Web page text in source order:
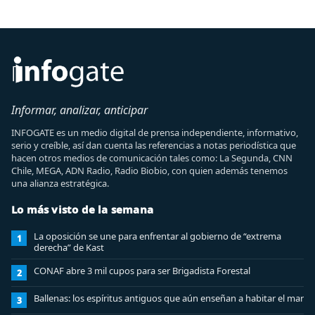
Informar, analizar, anticipar
INFOGATE es un medio digital de prensa independiente, informativo,
serio y creíble, así dan cuenta las referencias a notas periodística que
hacen otros medios de comunicación tales como: La Segunda, CNN
Chile, MEGA, ADN Radio, Radio Biobio, con quien además tenemos
una alianza estratégica.
Lo más visto de la semana
1
La oposición se une para enfrentar al gobierno de “extrema
derecha” de Kast
2 CONAF abre 3 mil cupos para ser Brigadista Forestal
3 Ballenas: los espíritus antiguos que aún enseñan a habitar el mar